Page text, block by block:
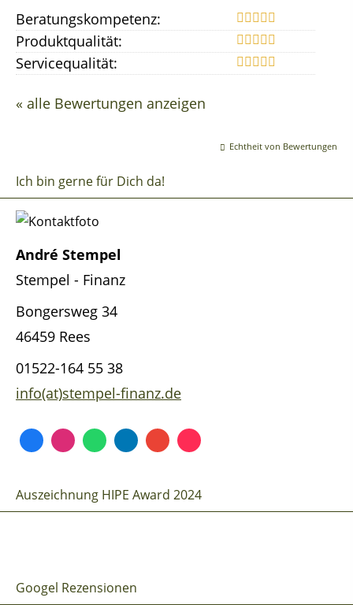
Beratungskompetenz:
Produktqualität:
Servicequalität:
« alle Bewertungen anzeigen
Echtheit von Bewertungen
Ich bin gerne für Dich da!
André Stempel
Stempel - Finanz
Bongersweg 34
46459 Rees
01522-164 55 38
info(at)stempel-finanz.de
Auszeichnung HIPE Award 2024
Googel Rezensionen